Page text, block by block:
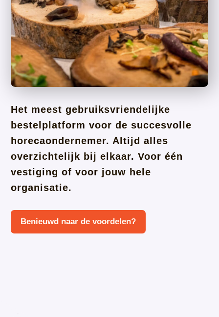
Het meest gebruiksvriendelijke
bestelplatform voor de succesvolle
horecaondernemer. Altijd alles
overzichtelijk bij elkaar. Voor één
vestiging of voor jouw hele
organisatie.
Benieuwd naar de voordelen?